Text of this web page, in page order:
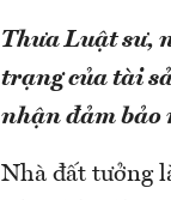
Thưa Luật sư,
trạng của tài
nhận đảm bảo
Nhà đất tưởng